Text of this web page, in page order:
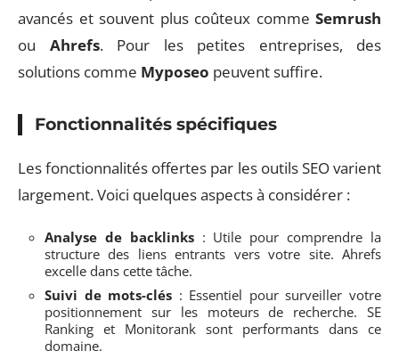
avancés et souvent plus coûteux comme Semrush
ou Ahrefs. Pour les petites entreprises, des
solutions comme Myposeo peuvent suffire.
Fonctionnalités spécifiques
Les fonctionnalités offertes par les outils SEO varient
largement. Voici quelques aspects à considérer :
Analyse de backlinks: Utile pour comprendre la
structure des liens entrants vers votre site. Ahrefs
excelle dans cette tâche.
Suivi de mots-clés : Essentiel pour surveiller votre
positionnement sur les moteurs de recherche. SE
Ranking et Monitorank sont performants dans ce
domaine.